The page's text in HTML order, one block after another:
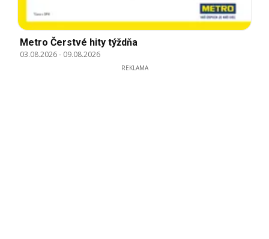
Metro Čerstvé hity týždňa
03.08.2026- 09.08.2026
REKLAMA